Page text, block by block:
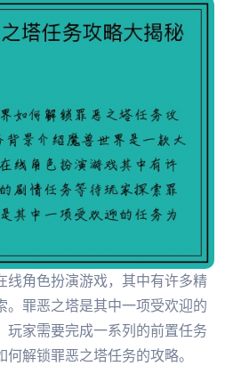
线角色扮演游戏，其中有许多精
。罪恶之塔是其中一项受欢迎的
玩家需要完成一系列的前置任务
解锁罪恶之塔任务的攻略。